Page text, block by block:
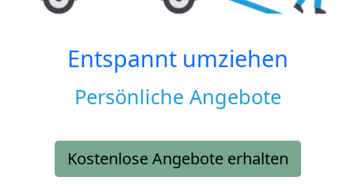
Entspannt umziehen
Persönliche Angebote
Kostenlose Angebote erhalten